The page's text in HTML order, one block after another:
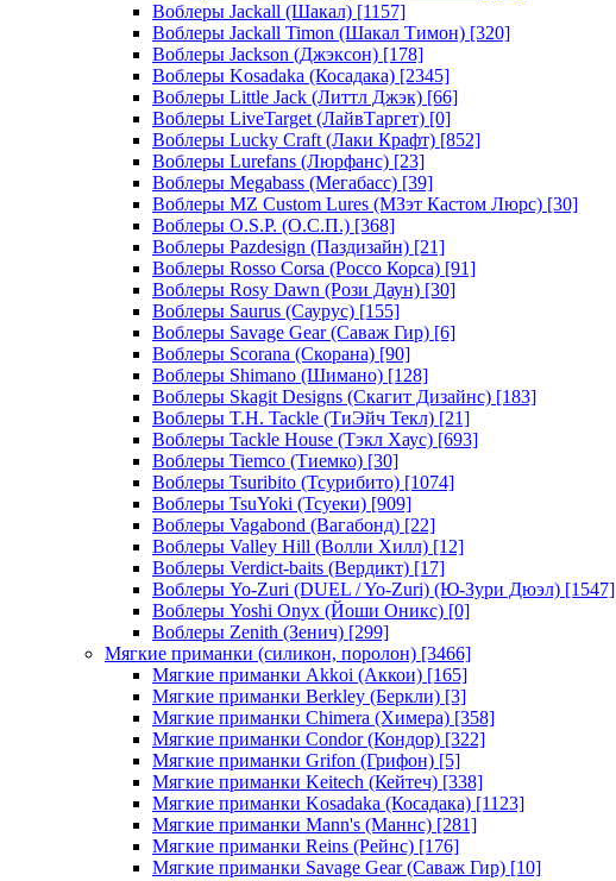
Воблеры Jackall (Шакал) [1157]
Воблеры Jackall Timon (Шакал Тимон) [320]
Воблеры Jackson (Джэксон) [178]
Воблеры Kosadaka (Косадака) [2345]
Воблеры Little Jack (Литтл Джэк) [66]
Воблеры LiveTarget (ЛайвТаргет) [0]
Воблеры Lucky Craft (Лаки Крафт) [852]
Воблеры Lurefans (Люрфанс) [23]
Воблеры Megabass (Мегабасс) [39]
Воблеры MZ Custom Lures (МЗэт Кастом Люрс) [30]
Воблеры O.S.P. (О.С.П.) [368]
Воблеры Pazdesign (Паздизайн) [21]
Воблеры Rosso Corsa (Россо Корса) [91]
Воблеры Rosy Dawn (Рози Даун) [30]
Воблеры Saurus (Саурус) [155]
Воблеры Savage Gear (Саваж Гир) [6]
Воблеры Scorana (Скорана) [90]
Воблеры Shimano (Шимано) [128]
Воблеры Skagit Designs (Скагит Дизайнс) [183]
Воблеры T.H. Tackle (ТиЭйч Текл) [21]
Воблеры Tackle House (Тэкл Хаус) [693]
Воблеры Tiemco (Тиемко) [30]
Воблеры Tsuribito (Тсурибито) [1074]
Воблеры TsuYoki (Тсуеки) [909]
Воблеры Vagabond (Вагабонд) [22]
Воблеры Valley Hill (Волли Хилл) [12]
Воблеры Verdict-baits (Вердикт) [17]
Воблеры Yo-Zuri (DUEL / Yo-Zuri) (Ю-Зури Дюэл) [1547]
Воблеры Yoshi Onyx (Йоши Оникс) [0]
Воблеры Zenith (Зенич) [299]
Мягкие приманки (силикон, поролон) [3466]
Мягкие приманки Akkoi (Аккои) [165]
Мягкие приманки Berkley (Беркли) [3]
Мягкие приманки Chimera (Химера) [358]
Мягкие приманки Condor (Кондор) [322]
Мягкие приманки Grifon (Грифон) [5]
Мягкие приманки Keitech (Кейтеч) [338]
Мягкие приманки Kosadaka (Косадака) [1123]
Мягкие приманки Mann's (Маннс) [281]
Мягкие приманки Reins (Рейнс) [176]
Мягкие приманки Savage Gear (Саваж Гир) [10]